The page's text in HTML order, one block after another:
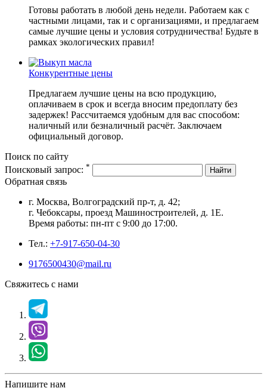
Готовы работать в любой день недели. Работаем как с
частными лицами, так и с организациями, и предлагаем
самые лучшие цены и условия сотрудничества! Будьте в
рамках экологических правил!
Конкурентные цены
Предлагаем лучшие цены на всю продукцию,
оплачиваем в срок и всегда вносим предоплату без
задержек! Рассчитаемся удобным для вас способом:
наличный или безналичный расчёт. Заключаем
официальный договор.
Поиск по сайту
Поисковый запрос: * Найти
Обратная связь
г. Москва, Волгоградский пр-т, д. 42;
г. Чебоксары, проезд Машиностроителей, д. 1Е.
Время работы: пн-пт с 9:00 до 17:00.
Тел.: +7-917-650-04-30
9176500430@mail.ru
Свяжитесь с нами
Напишите нам